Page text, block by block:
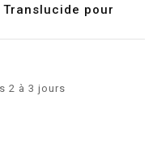
pour
2 à 3 jours